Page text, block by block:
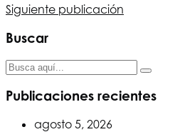
Navegación
de
entradas
Siguiente publicación
Buscar
Publicaciones recientes
agosto 5, 2026